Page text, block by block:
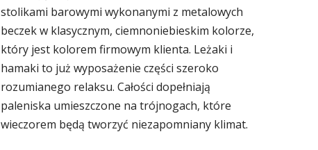
stolikami barowymi wykonanymi z metalowych
beczek w klasycznym, ciemnoniebieskim kolorze,
który jest kolorem firmowym klienta. Leżaki i
hamaki to już wyposażenie części szeroko
rozumianego relaksu. Całości dopełniają
paleniska umieszczone na trójnogach, które
wieczorem będą tworzyć niezapomniany klimat.